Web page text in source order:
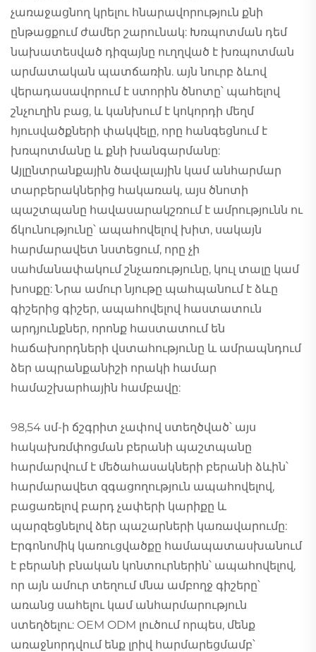
չառաջացնող կրելու հնարավորություն քնի
ընթացքում ժամեր շարունակ: Խռպոտման դեմ
նախատեսված դիզայնը ուղղված է խռպոտման
արմատական պատճառին. այն նուրբ ձևով
վերադասավորում է ստորին ծնոտը՝ պահելով
շնչուղին բաց, և կանխում է կոկորդի մեղմ
հյուսվածքների փակվելը, որը հանգեցնում է
խռպոտմանը և քնի խանգարմանը:
Այլընտրանքային ծավալային կամ անհարմար
տարբերակներից հակառակ, այս ծնոտի
պաշտպանը հավասարակշռում է ամրությունն ու
ճկունությունը՝ ապահովելով խիտ, սակայն
հարմարավետ նստեցում, որը չի
սահմանափակում շնչառությունը, կուլ տալը կամ
խոսքը: Նրա ամուր նյութը պահպանում է ձևը
գիշերից գիշեր, ապահովելով հաստատուն
արդյունքներ, որոնք հաստատում են
հաճախորդների վստահությունը և ամրապնդում
ձեր ապրանքանիշի որակի համար
համաշխարհային համբավը:
98,54 սմ-ի ճշգրիտ չափով ստեղծված՝ այս
հակախռմփոցման բերանի պաշտպանը
հարմարվում է մեծահասակների բերանի ձևին՝
հարմարավետ զգացողություն ապահովելով,
բացառելով բարդ չափերի կարիքը և
պարզեցնելով ձեր պաշարների կառավարումը:
Էրգոնոմիկ կառուցվածքը համապատասխանում
է բերանի բնական կոնտուրներին՝ ապահովելով,
որ այն ամուր տեղում մնա ամբողջ գիշերը՝
առանց սահելու կամ անհարմարություն
ստեղծելու: OEM ODM լուծում որպես, մենք
առաջնորդվում ենք լրիվ հարմարեցմամբ՝